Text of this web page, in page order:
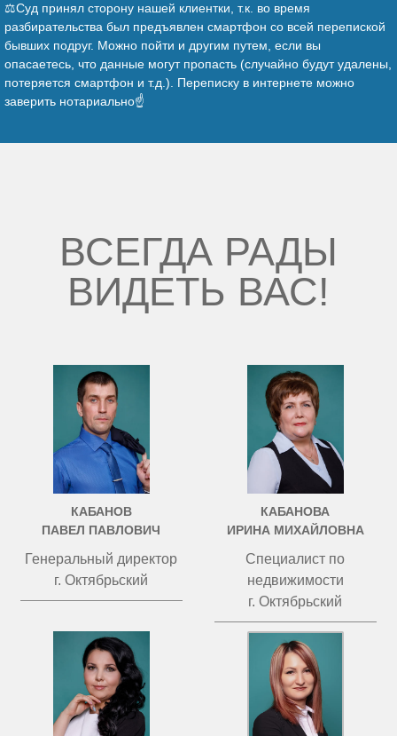
⚖️Суд принял сторону нашей клиентки, т.к. во время
разбирательства был предъявлен смартфон со всей перепиской
бывших подруг. Можно пойти и другим путем, если вы
опасаетесь, что данные могут пропасть (случайно будут удалены,
потеряется смартфон и т.д.). Переписку в интернете можно
заверить нотариально☝️
ВСЕГДА РАДЫ
ВИДЕТЬ ВАС!
КАБАНОВ
ПАВЕЛ ПАВЛОВИЧ
Генеральный директор
г. Октябрьский
КАБАНОВА
ИРИНА МИХАЙЛОВНА
Специалист по
недвижимости
г. Октябрьский